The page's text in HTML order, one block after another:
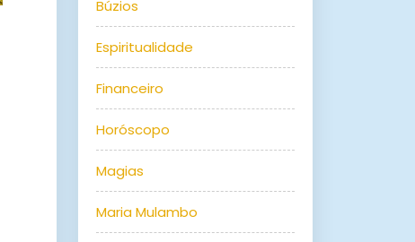
Búzios
Espiritualidade
Financeiro
Horóscopo
Magias
Maria Mulambo